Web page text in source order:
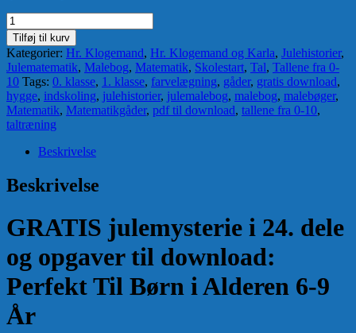
Hr.
Klogemand
og
Bakkeskolens
Julemysterie
-
#4
Anna
og
Den
Forheksede
Skoleklokke
antal
Tilføj til kurv
Kategorier: Hr. Klogemand, Hr. Klogemand og Karla, Julehistorier,
Julematematik, Malebog, Matematik, Skolestart, Tal, Tallene fra 0-
10 Tags: 0. klasse, 1. klasse, farvelægning, gåder, gratis download,
hygge, indskoling, julehistorier, julemalebog, malebog, malebøger,
Matematik, Matematikgåder, pdf til download, tallene fra 0-10,
taltræning
Beskrivelse
Beskrivelse
GRATIS julemysterie i 24. dele
og opgaver til download:
Perfekt Til Børn i Alderen 6-9
År